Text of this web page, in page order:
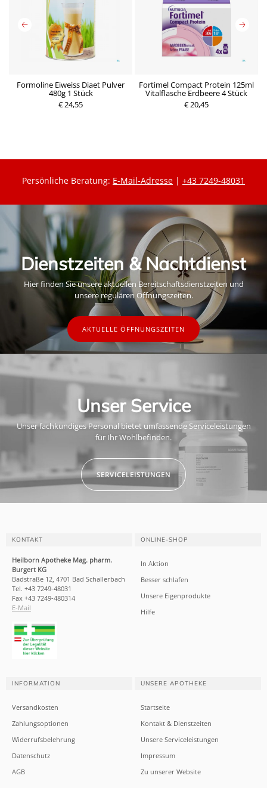
Formoline Eiweiss Diaet Pulver
480g 1 Stück
€ 24,55
Fortimel Compact Protein 125ml
Vitalflasche Erdbeere 4 Stück
€ 20,45
Persönliche Beratung: E-Mail-Adresse | +43 7249-48031
Dienstzeiten & Nachtdienst
Hier finden Sie unsere aktuellen Bereitschaftsdienstzeiten und
unsere regulären Öffnungszeiten.
AKTUELLE ÖFFNUNGSZEITEN
Unser Service
Unser fachkundiges Personal bietet umfassende Serviceleistungen
für Ihr Wohlbefinden.
SERVICELEISTUNGEN
KONTAKT
Heilborn Apotheke Mag. pharm.
Burgert KG
Badstraße 12, 4701 Bad Schallerbach
Tel. +43 7249-48031
Fax +43 7249-480314
E-Mail
ONLINE-SHOP
In Aktion
Besser schlafen
Unsere Eigenprodukte
Hilfe
INFORMATION
Versandkosten
Zahlungsoptionen
Widerrufsbelehrung
Datenschutz
AGB
UNSERE APOTHEKE
Startseite
Kontakt & Dienstzeiten
Unsere Serviceleistungen
Impressum
Zu unserer Website